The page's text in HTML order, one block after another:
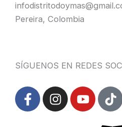
Pereira, Colombia
SÍGUENOS EN REDES
F
a
I
n
Y
o
T
i